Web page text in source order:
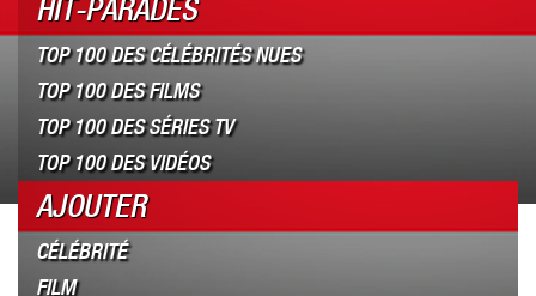
HIT-PARADES
TOP 100 DES CÉLÉBRITÉS NUES
TOP 100 DES FILMS
TOP 100 DES SÉRIES TV
TOP 100 DES VIDÉOS
AJOUTER
CÉLÉBRITÉ
FILM